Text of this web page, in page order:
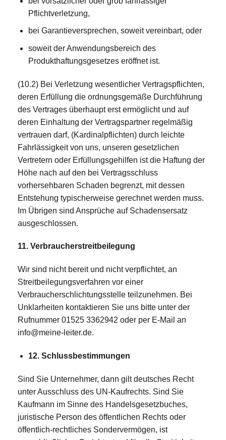
Pflichtverletzung,
bei Garantieversprechen, soweit vereinbart, oder
soweit der Anwendungsbereich des
Produkthaftungsgesetzes eröffnet ist.
(10.2) Bei Verletzung wesentlicher Vertragspflichten,
deren Erfüllung die ordnungsgemäße Durchführung
des Vertrages überhaupt erst ermöglicht und auf
deren Einhaltung der Vertragspartner regelmäßig
vertrauen darf, (Kardinalpflichten) durch leichte
Fahrlässigkeit von uns, unseren gesetzlichen
Vertretern oder Erfüllungsgehilfen ist die Haftung der
Höhe nach auf den bei Vertragsschluss
vorhersehbaren Schaden begrenzt, mit dessen
Entstehung typischerweise gerechnet werden muss.
Im Übrigen sind Ansprüche auf Schadensersatz
ausgeschlossen.
11. Verbraucherstreitbeilegung
Wir sind nicht bereit und nicht verpflichtet, an
Streitbeilegungsverfahren vor einer
Verbraucherschlichtungsstelle teilzunehmen. Bei
Unklarheiten kontaktieren Sie uns bitte unter der
Rufnummer 01525 3362942 oder per E-Mail an
info@meine-leiter.de.
12. Schlussbestimmungen
Sind Sie Unternehmer, dann gilt deutsches Recht
unter Ausschluss des UN-Kaufrechts. Sind Sie
Kaufmann im Sinne des Handelsgesetzbuches,
juristische Person des öffentlichen Rechts oder
öffentlich-rechtliches Sondervermögen, ist